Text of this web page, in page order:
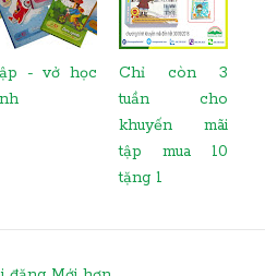
- vở học
Chỉ còn 3
tuần cho
khuyến mãi
tập mua 10
tặng 1